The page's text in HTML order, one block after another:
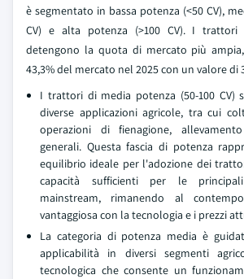
è segmentato in bassa potenza (<50 CV),
CV) e alta potenza (>100 CV). I trattori
detengono la quota di mercato più
43,3% del mercato nel 2025 con un valore di
I trattori di media potenza (50-100 CV)
diverse applicazioni agricole, tra cui
operazioni di fienagione,
generali. Questa fascia di potenza
equilibrio ideale per l'adozione dei
capacità sufficienti per le
mainstream, rimanendo al
vantaggiosa con la tecnologia e i prezzi
La categoria di potenza media è
applicabilità in diversi segmenti
tecnologica che consente un